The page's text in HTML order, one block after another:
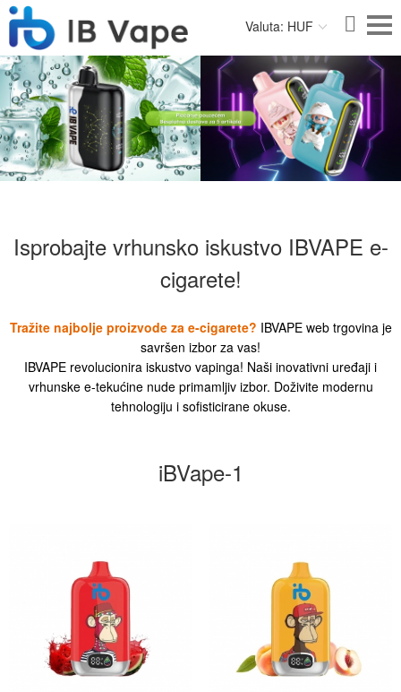
Valuta: HUF
Isprobajte vrhunsko iskustvo IBVAPE e-
cigarete!
Tražite najbolje proizvode za e-cigarete? IBVAPE web trgovina je
savršen izbor za vas!
IBVAPE revolucionira iskustvo vapinga! Naši inovativni uređaji i
vrhunske e-tekućine nude primamljiv izbor. Doživite modernu
tehnologiju i sofisticirane okuse.
iBVape-1